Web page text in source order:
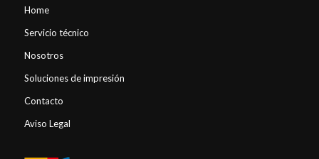
Home
Servicio técnico
Nosotros
Soluciones de impresión
Contacto
Aviso Legal